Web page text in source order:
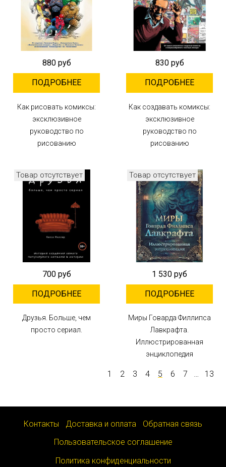
880 руб
ПОДРОБНЕЕ
Как рисовать комиксы:
эксклюзивное
руководство по
рисованию
830 руб
ПОДРОБНЕЕ
Как создавать комиксы:
эксклюзивное
руководство по
рисованию
Товар отсутствует
700 руб
ПОДРОБНЕЕ
Друзья. Больше, чем
просто сериал.
Товар отсутствует
1 530 руб
ПОДРОБНЕЕ
Миры Говарда Филлипса
Лавкрафта.
Иллюстрированная
энциклопедия
1 2 3 4 5 6 7 … 13
Контакты Доставка и оплата
Обратная связь
Пользовательское соглашение
Политика конфиденциальности